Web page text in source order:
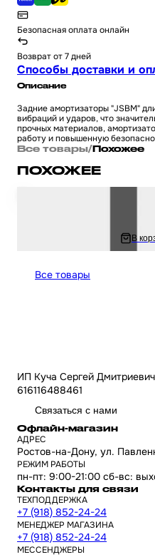
Безопасная оплата онлайн
Возврат от 7 дней
Способы доставки и
Описание
Задние амортизаторы "JSBM"
вибраций и ударов, что
прочных материалов,
работу и повышенную
Все товары/Похожее
ПОХОЖЕЕ
Амортизаторы (пара) на
В
Все товары
ИП Куча Сергей
616116488461
Связаться с нами
Офлайн-магазин
АДРЕС
Ростов-на-Дону, ул.
РЕЖИМ РАБОТЫ
пн-пт: 9:00-21:00 сб-вс:
Контакты для связи
ТЕХПОДДЕРЖКА
+7 (918) 852-24-24
МЕНЕДЖЕР МАГАЗИНА
+7 (918) 852-24-24
МЕССЕНДЖЕРЫ